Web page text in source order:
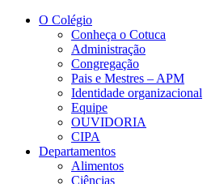
Conteúdo principal
O Colégio
Conheça o Cotuca
Administração
Congregação
Pais e Mestres – APM
Identidade organizacional
Equipe
OUVIDORIA
CIPA
Departamentos
Alimentos
Ciências